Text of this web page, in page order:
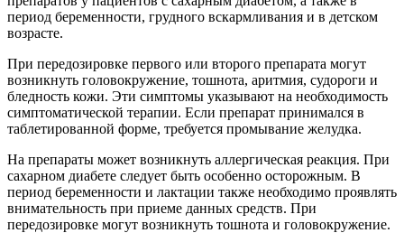
период беременности, грудного вскармливания и в детском
возрасте.
При передозировке первого или второго препарата могут
возникнуть головокружение, тошнота, аритмия, судороги и
бледность кожи. Эти симптомы указывают на необходимость
симптоматической терапии. Если препарат принимался в
таблетированной форме, требуется промывание желудка.
На препараты может возникнуть аллергическая реакция. При
сахарном диабете следует быть особенно осторожным. В
период беременности и лактации также необходимо проявлять
внимательность при приеме данных средств. При
передозировке могут возникнуть тошнота и головокружение.